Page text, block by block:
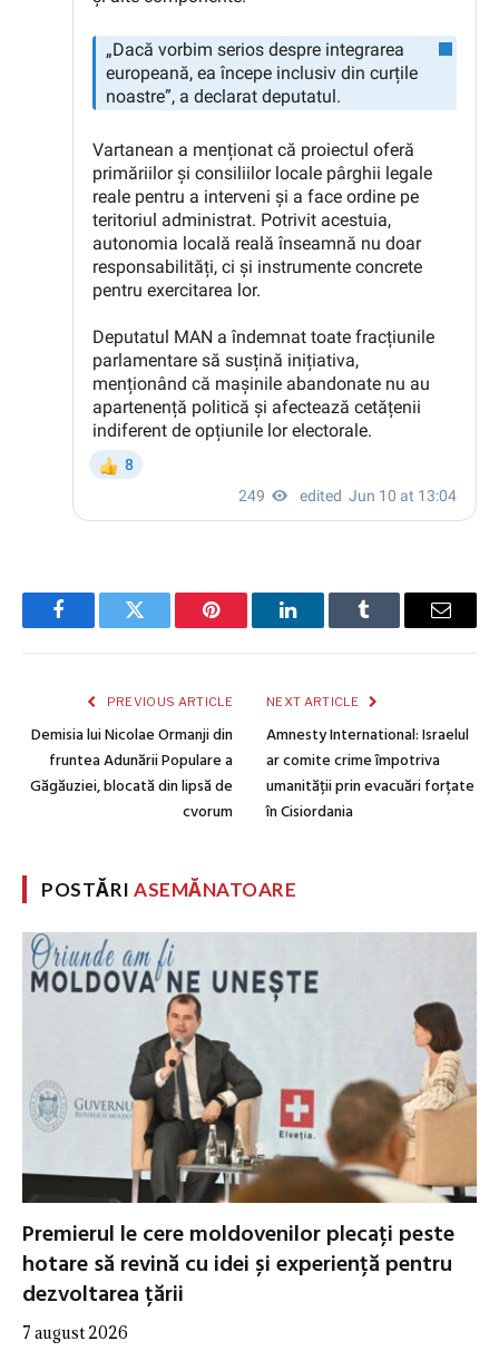
FacebookTwitter Pinterest LinkedInTumblr Email
PREVIOUS ARTICLE
Demisia lui Nicolae Ormanji din
fruntea Adunării Populare a
Găgăuziei, blocată din lipsă de
cvorum
NEXT ARTICLE
Amnesty International: Israelul
ar comite crime împotriva
umanității prin evacuări forțate
în Cisiordania
POSTĂRIASEMĂNATOARE
Premierul le cere moldovenilor plecați peste
hotare să revină cu idei și experiență pentru
dezvoltarea țării
7 august 2026